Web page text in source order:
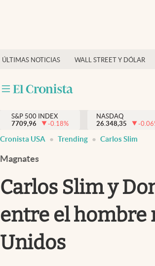
ÚLTIMAS NOTICIAS WALL STREET Y DÓLAR
Finanzas y economía
Inmigración
Trending
Streaming
PC y mobile
S&P 500 INDEX
7709,96
-0.18%
NASDAQ
26.348,35
-0.06
Cronista USA Trending Carlos Slim
Magnates
Carlos Slim y
entre el hombre
Unidos